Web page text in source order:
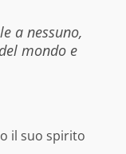
a nessuno,
mondo e
il suo spirito